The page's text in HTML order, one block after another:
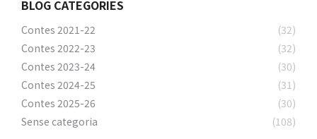
BLOG CATEGORIES
Contes 2021-22
(32)
Contes 2022-23
(32)
Contes 2023-24
(30)
Contes 2024-25
(31)
Contes 2025-26
(30)
Sense categoria
(108)